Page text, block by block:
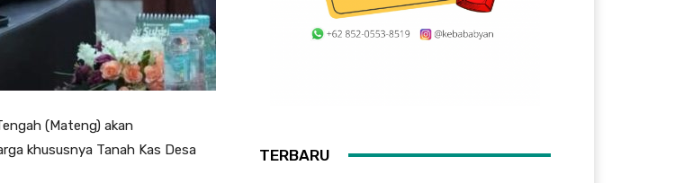
(Mateng) akan
khususnya Tanah Kas Desa
TERBARU